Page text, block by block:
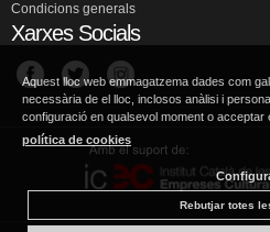
Condicions generals
Xarxes Socials
Aquest lloc web emmagatzema dades com
necessària de el lloc, inclosos anàlisi i
configuració en qualsevol moment o acceptar
política de cookies
Rebutjar totes